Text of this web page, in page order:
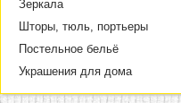
Зеркала
Шторы, тюль, портьеры
Постельное бельё
Украшения для дома